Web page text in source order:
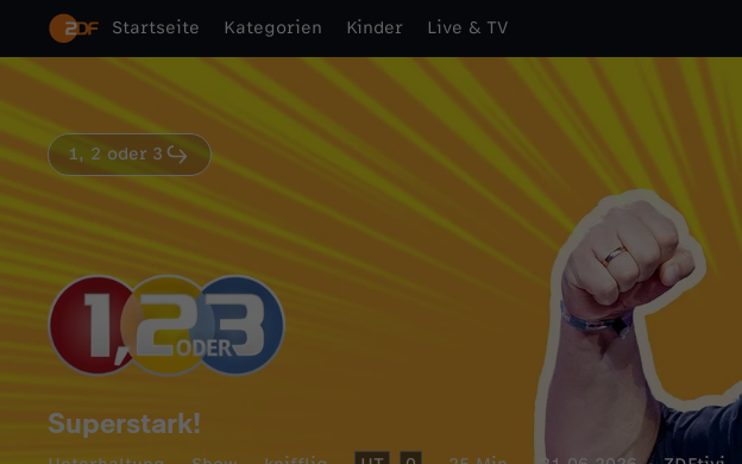
Startseite Kategorien Kinder Live & TV
1, 2 oder 3
Superstark!